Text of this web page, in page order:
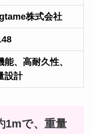
株式会社
能、高耐久性、
設計
1mで、重量